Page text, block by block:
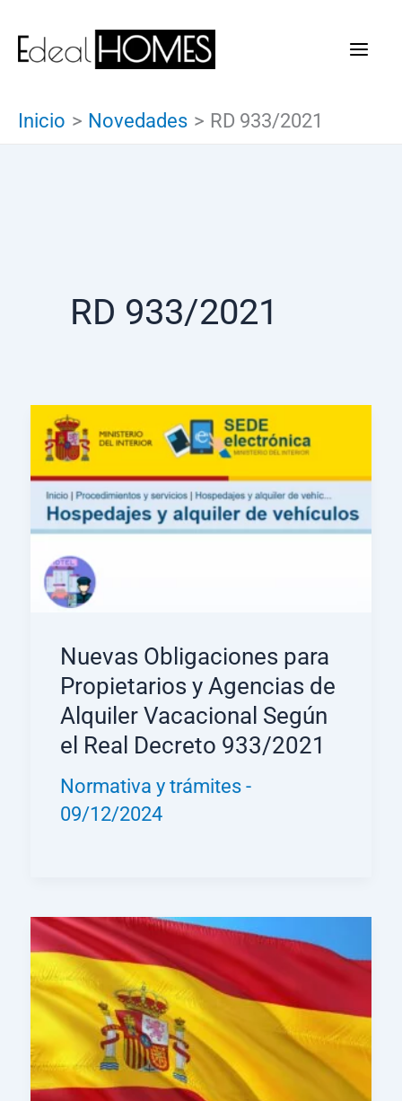
Inicio
Novedades RD 933/2021
RD 933/2021
Nuevas Obligaciones para
Propietarios y Agencias de
Alquiler Vacacional Según
el Real Decreto 933/2021
Normativa y trámites-
09/12/2024